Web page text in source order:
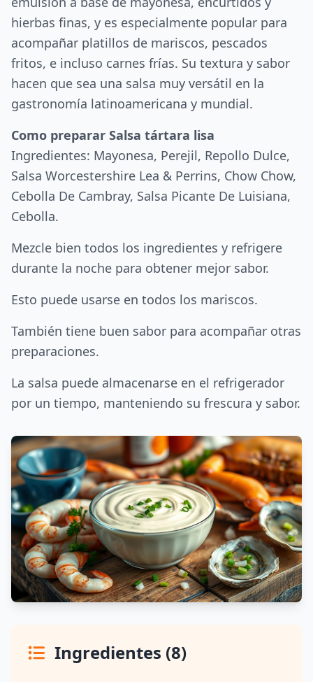
hierbas finas, y es especialmente popular para
acompañar platillos de mariscos, pescados
fritos, e incluso carnes frías. Su textura y sabor
hacen que sea una salsa muy versátil en la
gastronomía latinoamericana y mundial.
Como preparar Salsa tártara lisa
Ingredientes: Mayonesa, Perejil, Repollo Dulce,
Salsa Worcestershire Lea & Perrins, Chow Chow,
Cebolla De Cambray, Salsa Picante De Luisiana,
Cebolla.
Mezcle bien todos los ingredientes y refrigere
durante la noche para obtener mejor sabor.
Esto puede usarse en todos los mariscos.
También tiene buen sabor para acompañar otras
preparaciones.
La salsa puede almacenarse en el refrigerador
por un tiempo, manteniendo su frescura y sabor.
Ingredientes (8)